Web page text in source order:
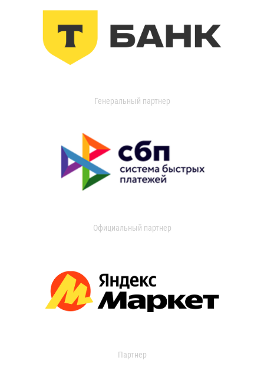
Генеральный партнер
Официальный партнер
Партнер